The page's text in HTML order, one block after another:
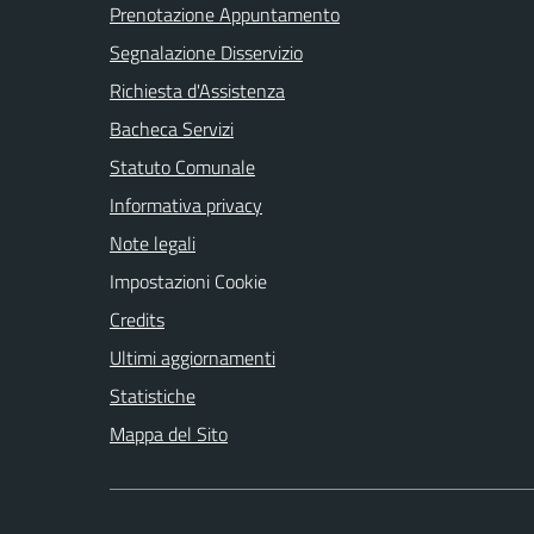
Prenotazione Appuntamento
Segnalazione Disservizio
Richiesta d'Assistenza
Bacheca Servizi
Statuto Comunale
Informativa privacy
Note legali
Impostazioni Cookie
Credits
Ultimi aggiornamenti
Statistiche
Mappa del Sito